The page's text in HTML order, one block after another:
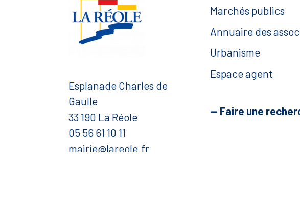
Esplanade Charles de
Gaulle
33 190 La Réole
05 56 61 10 11
mairie@lareole.fr
Marchés publics
Annuaire des
Urbanisme
Espace agent
— Faire une